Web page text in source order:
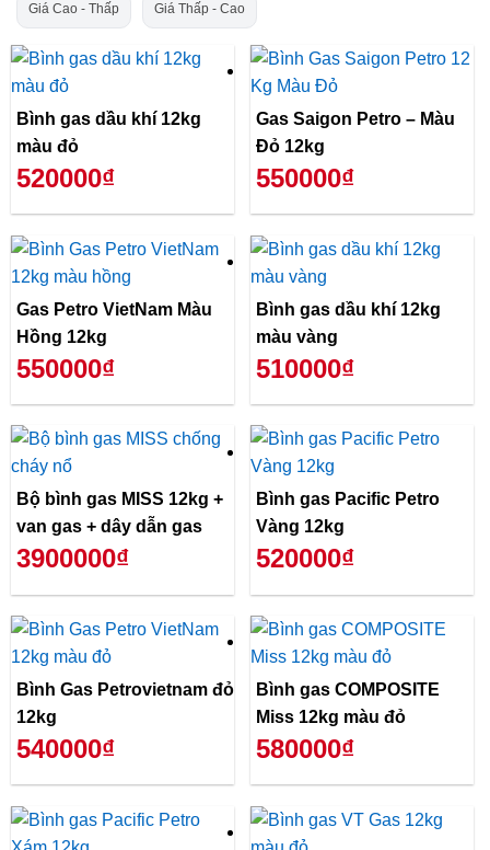
Giá Cao - Thấp Giá Thấp - Cao
Bình gas dầu khí 12kg
màu đỏ
520000₫
Gas Saigon Petro – Màu
Đỏ 12kg
550000₫
Gas Petro VietNam Màu
Hồng 12kg
550000₫
Bình gas dầu khí 12kg
màu vàng
510000₫
Bộ bình gas MISS 12kg +
van gas + dây dẫn gas
3900000₫
Bình gas Pacific Petro
Vàng 12kg
520000₫
Bình Gas Petrovietnam đỏ
12kg
540000₫
Bình gas COMPOSITE
Miss 12kg màu đỏ
580000₫